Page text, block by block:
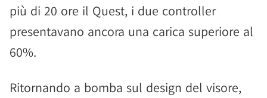
più di 20 ore il Quest, i due controller
presentavano ancora una carica superiore al
60%.
Ritornando a bomba sul design del visore,